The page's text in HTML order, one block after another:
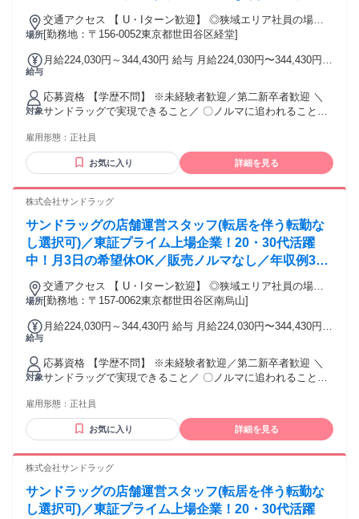
歳SV816万円／販促企画～商品管理など店舗運営が
メインの仕事
場所
交通アクセス 【 U・Iターン歓迎】 ◎狭域エリア社員の場合
は 転居を伴う転勤はありません。 ◎マイカー通勤OK
[勤務地：〒156-0052東京都世田谷区経堂]
給与
月給224,030円～344,430円 給与 月給224,030円〜344,430円
エリア社員（規定エリア内転勤）：22万4030円～32万4430円
狭域エリア社員（転居を伴う異動なし）：22万4030円～32万
4430円 ※ナショナル社員・広域エリア社員は転居を伴う転勤
中、転勤手当を別途支給 エリア内転勤時：7000円～2万3000
対象
応募資格 【学歴不問】 ※未経験者歓迎／第二新卒者歓迎 ＼
サンドラッグで実現できること／ 〇ノルマに追われることな
同時に 身に付けられる。 〇登録販売者の資格を取得できる。
└業務時間中に 資格や業務の勉強ができます。 〇店長などポ
ストアップが可能。 └長期に亘り、成長を支援します。 〇町
雇用形態： 正社員
お気に入り 詳細を見る
株式会社サンドラッグ
サンドラッグの店舗運営スタッフ(転居を伴う転勤な
し選択可)／東証プライム上場企業！20・30代活躍
中！月3日の希望休OK／販売ノルマなし／年収例32
歳SV816万円／販促企画～商品管理など店舗運営が
メインの仕事
場所
交通アクセス 【 U・Iターン歓迎】 ◎狭域エリア社員の場合
は 転居を伴う転勤はありません。 ◎マイカー通勤OK
[勤務地：〒157-0062東京都世田谷区南烏山]
給与
月給224,030円～344,430円 給与 月給224,030円〜344,430円
エリア社員（規定エリア内転勤）：22万4030円～32万4430円
狭域エリア社員（転居を伴う異動なし）：22万4030円～32万
4430円 ※ナショナル社員・広域エリア社員は転居を伴う転勤
中、転勤手当を別途支給 エリア内転勤時：7000円～2万3000
対象
応募資格 【学歴不問】 ※未経験者歓迎／第二新卒者歓迎 ＼
サンドラッグで実現できること／ 〇ノルマに追われることな
同時に 身に付けられる。 〇登録販売者の資格を取得できる。
└業務時間中に 資格や業務の勉強ができます。 〇店長などポ
ストアップが可能。 └長期に亘り、成長を支援します。 〇町
雇用形態： 正社員
お気に入り 詳細を見る
株式会社サンドラッグ
サンドラッグの店舗運営スタッフ(転居を伴う転勤な
し選択可)／東証プライム上場企業！20・30代活躍